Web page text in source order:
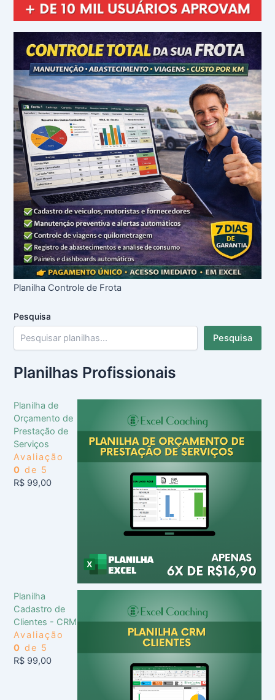
Planilha Controle de Frota
Pesquisa
Pesquisa
Planilhas Profissionais
Planilha de
Orçamento de
Prestação de
Serviços
Avaliação
0 de 5
R$ 99,00
Planilha
Cadastro de
Clientes - CRM
Avaliação
0 de 5
R$ 99,00